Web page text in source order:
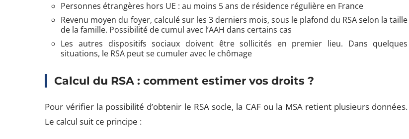
Personnes étrangères hors UE : au moins 5 ans de résidence régulière en France
Revenu moyen du foyer, calculé sur les 3 derniers mois, sous le plafond du RSA selon la taille
de la famille. Possibilité de cumul avec l’AAH dans certains cas
Les autres dispositifs sociaux doivent être sollicités en premier lieu. Dans quelques
situations, le RSA peut se cumuler avec le chômage
Calcul du RSA : comment estimer vos droits ?
Pour vérifier la possibilité d’obtenir le RSA socle, la CAF ou la MSA retient plusieurs données.
Le calcul suit ce principe :